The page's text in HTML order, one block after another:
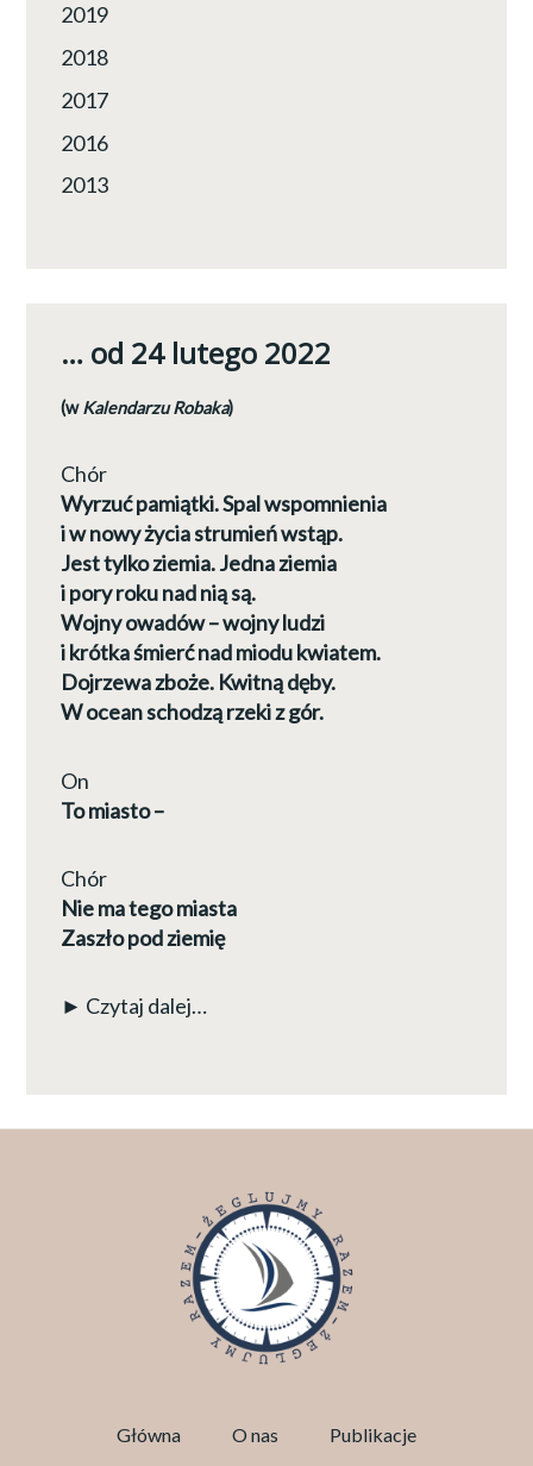
2019
2018
2017
2016
2013
… od 24 lutego 2022
(wKalendarzu Robaka)
Chór
Wyrzuć pamiątki. Spal wspomnienia
i w nowy życia strumień wstąp.
Jest tylko ziemia. Jedna ziemia
i pory roku nad nią są.
Wojny owadów – wojny ludzi
i krótka śmierć nad miodu kwiatem.
Dojrzewa zboże. Kwitną dęby.
W ocean schodzą rzeki z gór.
On
To miasto –
Chór
Nie ma tego miasta
Zaszło pod ziemię
► Czytaj dalej…
Główna O nas Publikacje